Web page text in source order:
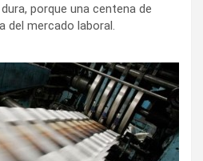
porque una centena de
del mercado laboral.